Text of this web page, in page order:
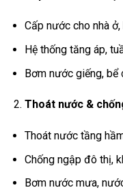
Cấp nước cho nhà
Hệ thống tăng áp,
Bơm nước giếng, bể
Thoát nước &
Thoát nước tầng
Chống ngập đô thị,
Bơm nước mưa,